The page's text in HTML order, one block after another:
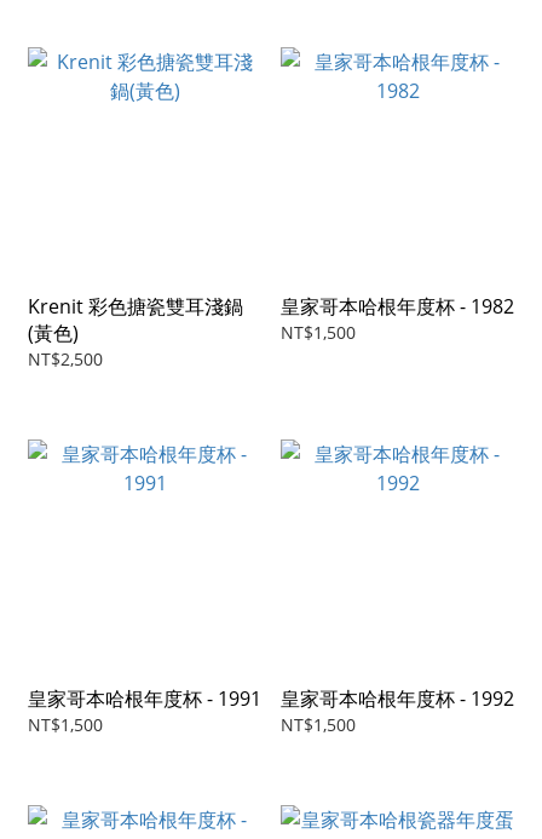
Krenit 彩色搪瓷雙耳淺鍋
(黃色)
NT$2,500
皇家哥本哈根年度杯 - 1982
NT$1,500
皇家哥本哈根年度杯 - 1991
NT$1,500
皇家哥本哈根年度杯 - 1992
NT$1,500